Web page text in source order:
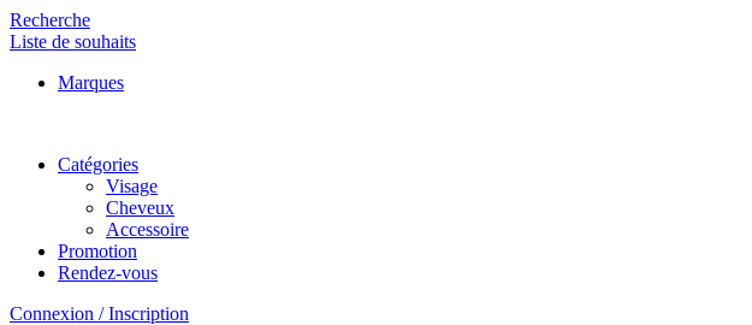
Recherche
Liste de souhaits
Marques
Catégories
Visage
Cheveux
Accessoire
Promotion
Rendez-vous
Connexion / Inscription